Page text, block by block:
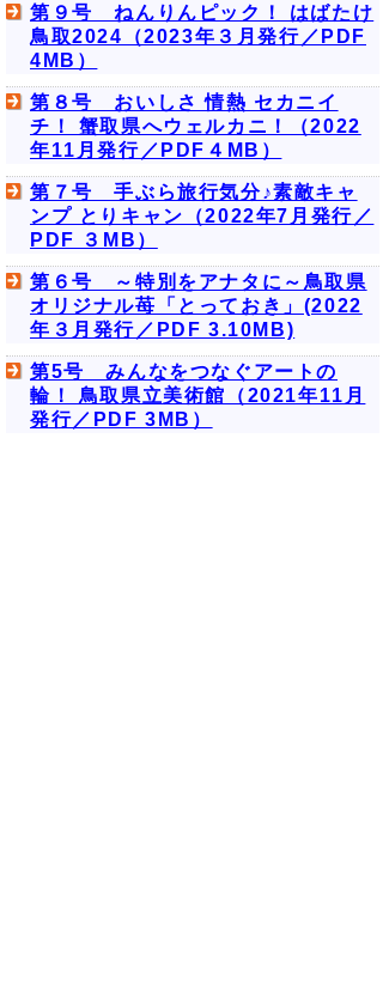
第９号 ねんりんピック！ はばたけ
鳥取2024（2023年３月発行／PDF
4MB）
第８号 おいしさ 情熱 セカニイ
チ！ 蟹取県へウェルカニ！（2022
年11月発行／PDF４MB）
第７号 手ぶら旅行気分♪素敵キャ
ンプ とりキャン（2022年7月発行／
PDF ３MB）
第６号 ～特別をアナタに～鳥取県
オリジナル苺「とっておき」(2022
年３月発行／PDF 3.10MB)
第5号 みんなをつなぐアートの
輪！ 鳥取県立美術館（2021年11月
発行／PDF 3MB）